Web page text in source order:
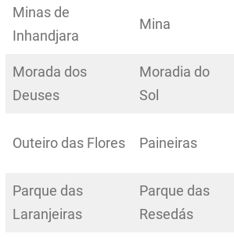
Minas de
Inhandjara
Mina
Morada dos
Deuses
Moradia do
Sol
Outeiro das Flores Paineiras
Parque das
Laranjeiras
Parque das
Resedás